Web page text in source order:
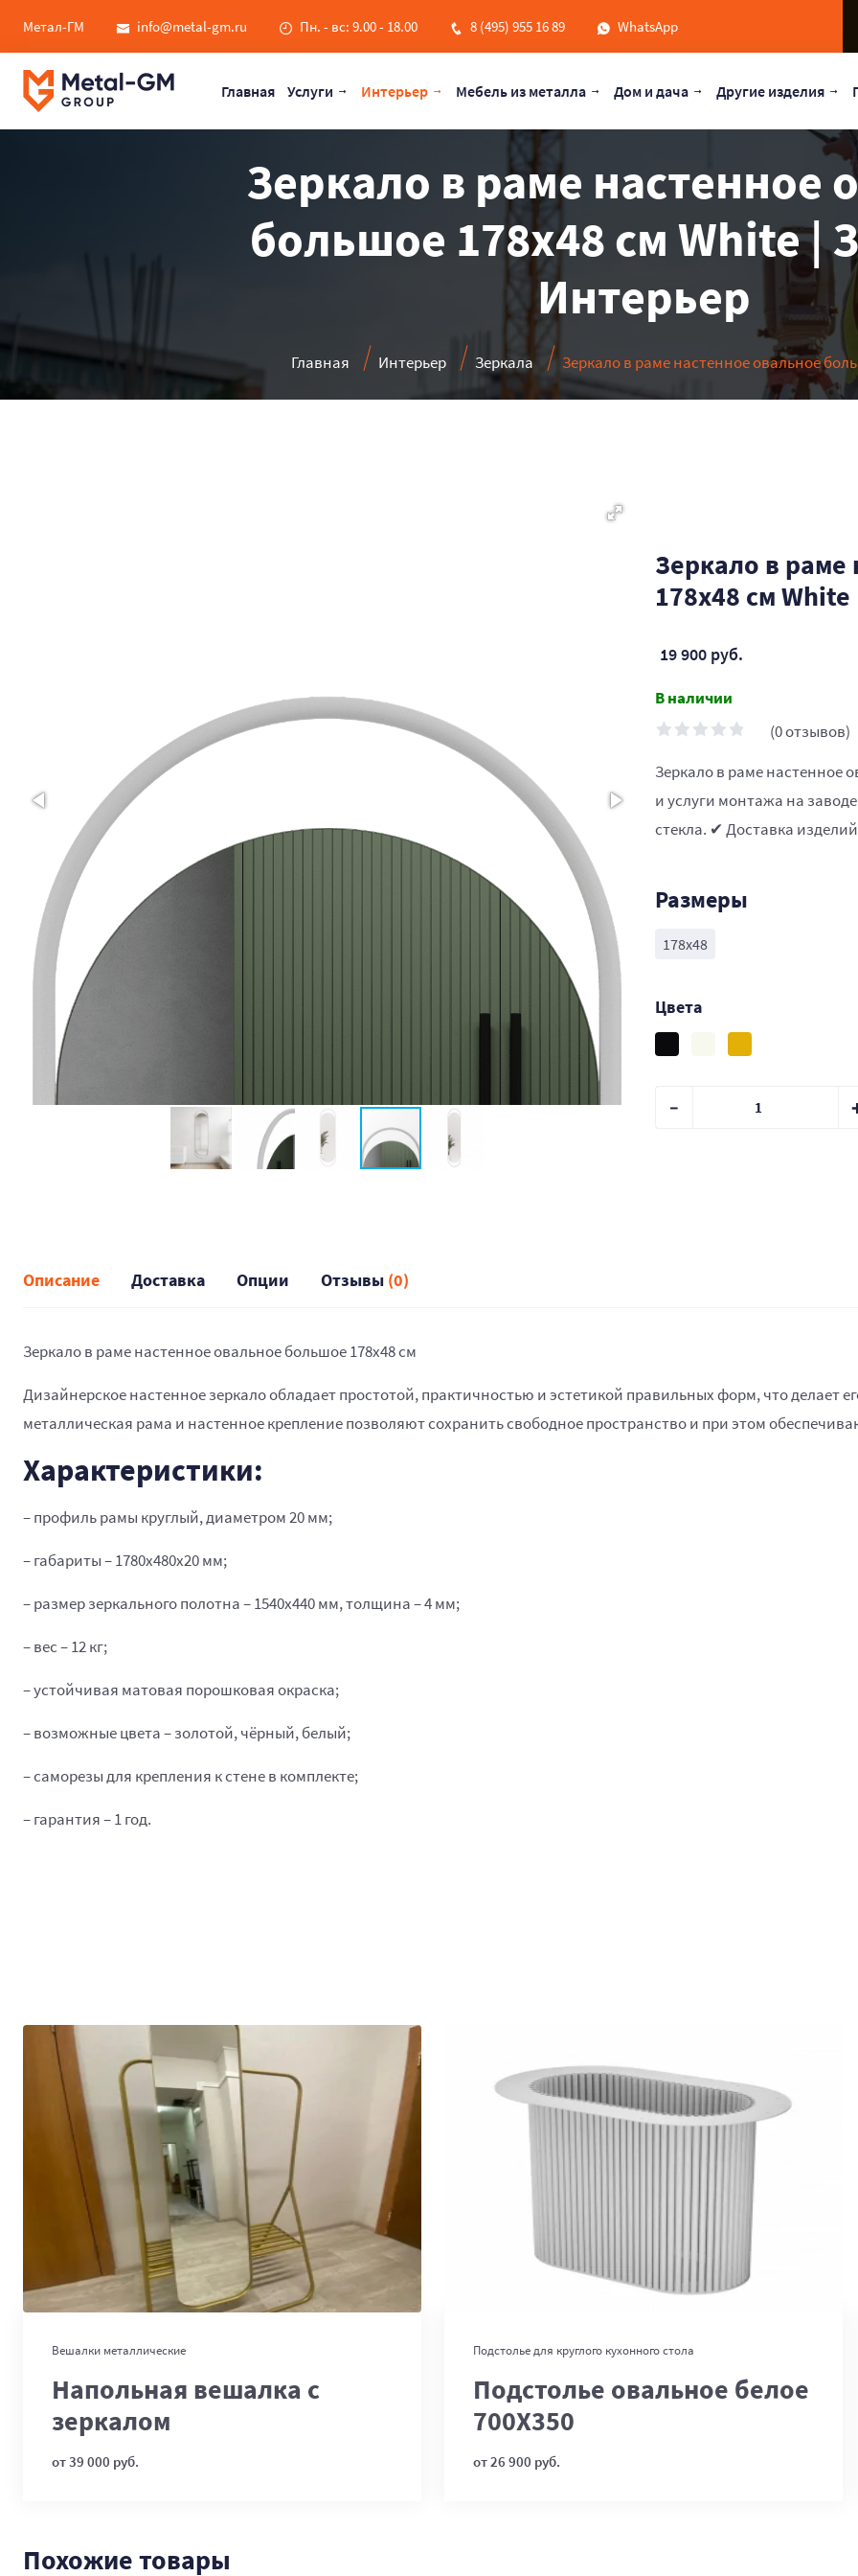
Метал-ГМ info@metal-gm.ru Пн. - вс: 9.00 - 18.00 8 (495) 955 16 89 WhatsApp
Главная Услуги Интерьер Мебель из металла Дом и дача Другие изделия
Зеркало в раме настенное
большое 178х48 см White |
Интерьер
Главная Интерьер Зеркала Зеркало в раме настенное овальное
Зеркало в раме
178х48 см White
19 900 руб.
В наличии
(0 отзывов)
Зеркало в раме настенное
и услуги монтажа на
стекла. ✔ Доставка
Размеры
178х48
Цвета
Описание Доставка Опции Отзывы (0)
Зеркало в раме настенное овальное большое 178х48 см
Дизайнерское настенное зеркало обладает простотой, практичностью и эстетикой правильных форм, что делает
металлическая рама и настенное крепление позволяют сохранить свободное пространство и при этом
Характеристики:
– профиль рамы круглый, диаметром 20 мм;
– габариты – 1780х480х20 мм;
– размер зеркального полотна – 1540х440 мм, толщина – 4 мм;
– вес – 12 кг;
– устойчивая матовая порошковая окраска;
– возможные цвета – золотой, чёрный, белый;
– саморезы для крепления к стене в комплекте;
– гарантия – 1 год.
Вешалки металлические
Напольная вешалка с
зеркалом
от 39 000 руб.
В корзину
Подстолье для круглого кухонного стола
Подстолье овальное белое
700Х350
от 26 900 руб.
Похожие товары